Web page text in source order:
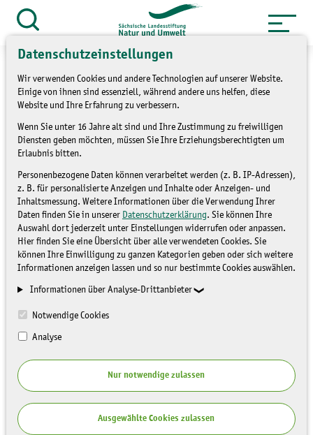
Datenschutzeinstellungen
Wir verwenden Cookies und andere Technologien auf unserer Website.
Einige von ihnen sind essenziell, während andere uns helfen, diese
Website und Ihre Erfahrung zu verbessern.
Wenn Sie unter 16 Jahre alt sind und Ihre Zustimmung zu freiwilligen
Diensten geben möchten, müssen Sie Ihre Erziehungsberechtigten um
Erlaubnis bitten.
Personenbezogene Daten können verarbeitet werden (z. B. IP-Adressen),
z. B. für personalisierte Anzeigen und Inhalte oder Anzeigen- und
Inhaltsmessung. Weitere Informationen über die Verwendung Ihrer
Daten finden Sie in unserer Datenschutzerklärung. Sie können Ihre
Auswahl dort jederzeit unter Einstellungen widerrufen oder anpassen.
Hier finden Sie eine Übersicht über alle verwendeten Cookies. Sie
können Ihre Einwilligung zu ganzen Kategorien geben oder sich weitere
Informationen anzeigen lassen und so nur bestimmte Cookies auswählen.
Informationen über Analyse-Drittanbieter
Notwendige Cookies
Analyse
Nur notwendige zulassen
Ausgewählte Cookies zulassen
Zum
Inhalt
springen
öffnen
Informationsblatt
Einheimische Fledermäuse
und SARS-CoV 2 erschienen
BLOG
In den letzten Tagen und Wochen waren